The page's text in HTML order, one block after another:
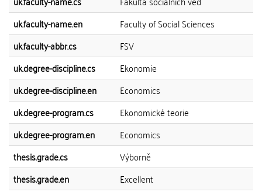
uk.faculty-name.en
Faculty of Social Sciences
uk.faculty-abbr.cs
FSV
uk.degree-discipline.cs
Ekonomie
uk.degree-discipline.en
Economics
uk.degree-program.cs
Ekonomické teorie
uk.degree-program.en
Economics
thesis.grade.cs
Výborně
thesis.grade.en
Excellent